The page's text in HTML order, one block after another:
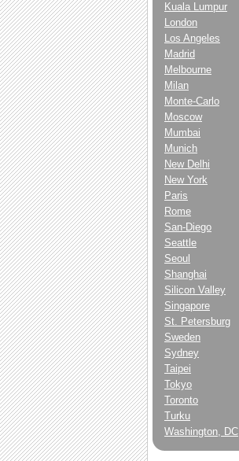
Kuala Lumpur
London
Los Angeles
Madrid
Melbourne
Milan
Monte-Carlo
Moscow
Mumbai
Munich
New Delhi
New York
Paris
Rome
San-Diego
Seattle
Seoul
Shanghai
Silicon Valley
Singapore
St. Petersburg
Sweden
Sydney
Taipei
Tokyo
Toronto
Turku
Washington, DC